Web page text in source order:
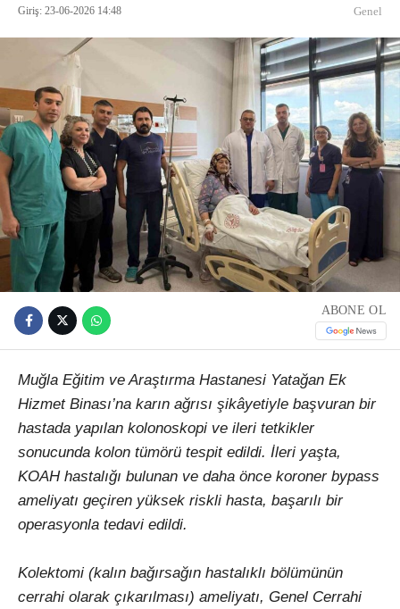
Giriş: 23-06-2026 14:48 Genel
ABONE OL
Muğla Eğitim ve Araştırma Hastanesi Yatağan Ek
Hizmet Binası’na karın ağrısı şikâyetiyle başvuran bir
hastada yapılan kolonoskopi ve ileri tetkikler
sonucunda kolon tümörü tespit edildi. İleri yaşta,
KOAH hastalığı bulunan ve daha önce koroner bypass
ameliyatı geçiren yüksek riskli hasta, başarılı bir
operasyonla tedavi edildi.
Kolektomi (kalın bağırsağın hastalıklı bölümünün
cerrahi olarak çıkarılması) ameliyatı, Genel Cerrahi